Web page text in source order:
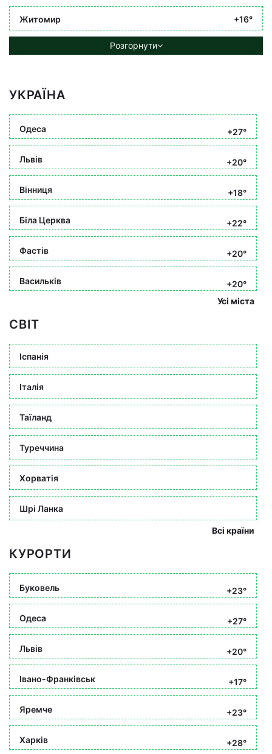
Житомир +16°
Розгорнути
УКРАЇНА
Одеса +27°
Львів +20°
Вінниця +18°
Біла Церква +22°
Фастів +20°
Васильків
+20°
Усі міста
СВІТ
Іспанія
Італія
Таїланд
Туреччина
Хорватія
Шрі Ланка
Всі країни
КУРОРТИ
Буковель +23°
Одеса +27°
Львів +20°
Івано-Франківськ +17°
Яремче +23°
Харків
+28°